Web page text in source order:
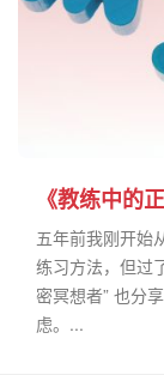
《教练中的
五年前我刚开始
练习方法，但过
密冥想者” 也分
虑。...